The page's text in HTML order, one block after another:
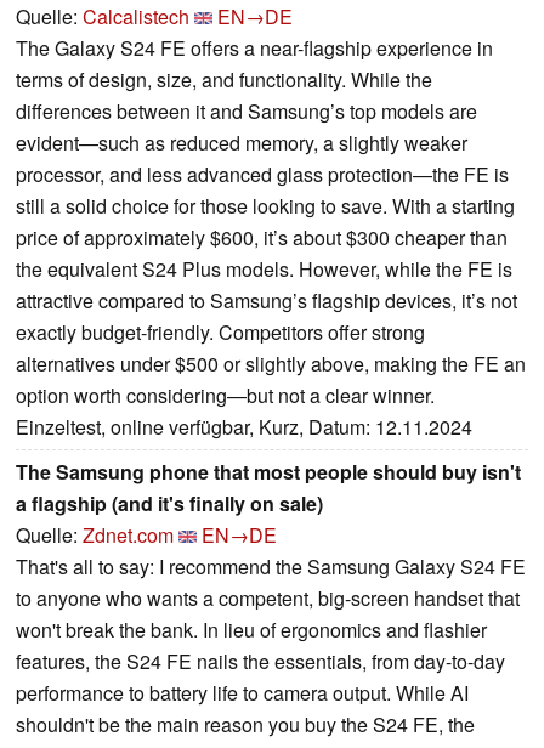
Quelle: Calcalistech
EN→DE
The Galaxy S24 FE offers a near-flagship experience in
terms of design, size, and functionality. While the
differences between it and Samsung’s top models are
evident—such as reduced memory, a slightly weaker
processor, and less advanced glass protection—the FE is
still a solid choice for those looking to save. With a starting
price of approximately $600, it’s about $300 cheaper than
the equivalent S24 Plus models. However, while the FE is
attractive compared to Samsung’s flagship devices, it’s not
exactly budget-friendly. Competitors offer strong
alternatives under $500 or slightly above, making the FE an
option worth considering—but not a clear winner.
Einzeltest, online verfügbar, Kurz, Datum: 12.11.2024
The Samsung phone that most people should buy isn't
a flagship (and it's finally on sale)
Quelle: Zdnet.com
EN→DE
That's all to say: I recommend the Samsung Galaxy S24 FE
to anyone who wants a competent, big-screen handset that
won't break the bank. In lieu of ergonomics and flashier
features, the S24 FE nails the essentials, from day-to-day
performance to battery life to camera output. While AI
shouldn't be the main reason you buy the S24 FE, the